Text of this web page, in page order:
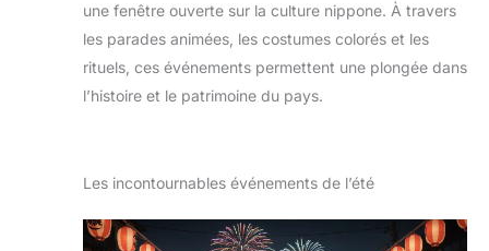
une fenêtre ouverte sur la culture nippone. À travers
les parades animées, les costumes colorés et les
rituels, ces événements permettent une plongée dans
l’histoire et le patrimoine du pays.
Les incontournables événements de l’été